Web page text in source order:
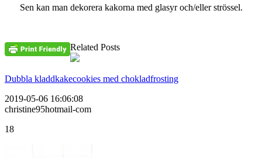
Sen kan man dekorera kakorna med glasyr och/eller strössel.
Related Posts
Dubbla kladdkakecookies med chokladfrosting
2019-05-06 16:06:08
christine95hotmail-com
18